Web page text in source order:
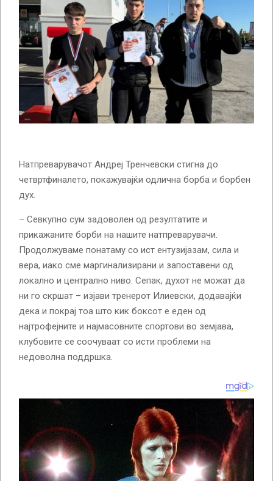
Натпреварувачот Андреј Тренчевски стигна до
четвртфиналето, покажувајќи одлична борба и борбен
дух.
– Севкупно сум задоволен од резултатите и
прикажаните борби на нашите натпреварувачи.
Продолжуваме понатаму со ист ентузијазам, сила и
вера, иако сме маргинализирани и запоставени од
локално и централно ниво. Сепак, духот не можат да
ни го скршат – изјави тренерот Илиевски, додавајќи
дека и покрај тоа што кик боксот е еден од
најтрофејните и најмасовните спортови во земјава,
клубовите се соочуваат со исти проблеми на
недоволна поддршка.